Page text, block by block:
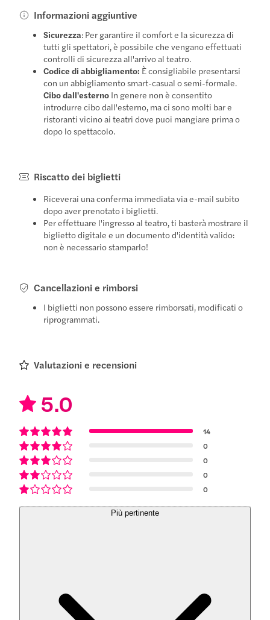
Informazioni aggiuntive
Sicurezza: Per garantire il comfort e la sicurezza di
tutti gli spettatori, è possibile che vengano effettuati
controlli di sicurezza all'arrivo al teatro.
Codice di abbigliamento: È consigliabile presentarsi
con un abbigliamento smart-casual o semi-formale.
Cibo dall'esterno In genere non è consentito
introdurre cibo dall'esterno, ma ci sono molti bar e
ristoranti vicino ai teatri dove puoi mangiare prima o
dopo lo spettacolo.
Riscatto dei biglietti
Riceverai una conferma immediata via e-mail subito
dopo aver prenotato i biglietti.
Per effettuare l'ingresso al teatro, ti basterà mostrare il
biglietto digitale e un documento d'identità valido:
non è necessario stamparlo!
Cancellazioni e rimborsi
I biglietti non possono essere rimborsati, modificati o
riprogrammati.
Valutazioni e recensioni
5.0
14
0
0
0
0
Più pertinente